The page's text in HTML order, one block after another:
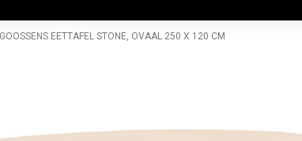
GOOSSENS EETTAFEL STONE, OVAAL 250 X 120 CM